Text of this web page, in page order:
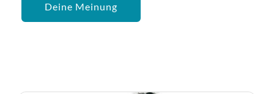
Deine Meinung